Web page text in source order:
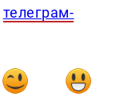
телеграм-